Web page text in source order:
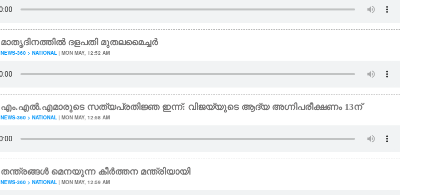
മാതൃദിനത്തിൽ ദളപതി മുതലമൈച്ച‌‌ർ
NEWS-360 > NATIONAL| MON MAY, 12:52 AM
എം.എൽ.എമാരുടെ സത്യപ്രതിജ്ഞ ഇന്ന്: വിജയ്‌യുടെ ആദ്യ അഗ്നിപരീക്ഷണം 13ന്
NEWS-360 > NATIONAL| MON MAY, 12:58 AM
തന്ത്രങ്ങൾ മെനയുന്ന കീർത്തന മന്ത്രിയായി
NEWS-360 > NATIONAL| MON MAY, 12:59 AM